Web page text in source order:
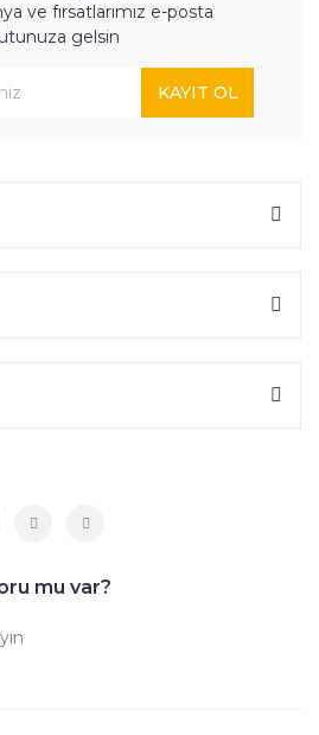
ve fırsatlarımız e-posta
gelsin
KAYIT OL
mu var?